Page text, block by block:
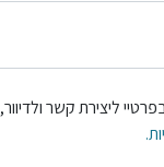
ליצירת קשר ולדיוור,